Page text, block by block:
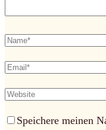
Speichere meinen